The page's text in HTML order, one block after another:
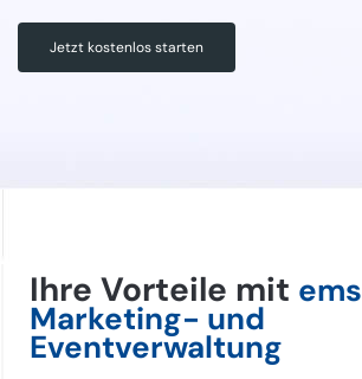
Jetzt kostenlos starten
Ihre Vorteile mit ems
Marketing- und
Eventverwaltung